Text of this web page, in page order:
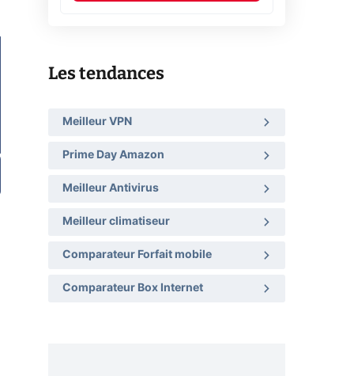
Les tendances
Meilleur VPN
Prime Day Amazon
Meilleur Antivirus
Meilleur climatiseur
Comparateur Forfait mobile
Comparateur Box Internet